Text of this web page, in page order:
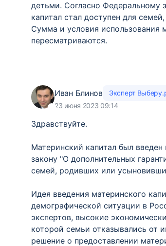
детьми. Согласно Федеральному
капитал стал доступен для
Сумма и условия использования
пересматриваются.
Иван Блинов
Эксперт
23 июня 2023 09:14
Здравствуйте.
Материнский капитал был
закону "О дополнительных
семей, родивших или
Идея введения материнского
демографической ситуации в
экспертов, высокие
которой семьи отказывались от
решение о предоставлении